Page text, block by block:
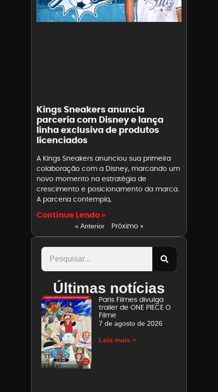
Kings Sneakers anuncia
parceria com Disney e lança
linha exclusiva de produtos
licenciados
A Kings Sneakers anunciou sua primeira
colaboração com a Disney, marcando um
novo momento na estratégia de
crescimento e posicionamento da marca.
A parceria contempla,
Continue Lendo »
« Anterior Próximo »
Últimas notícias
Paris Filmes divulga
trailer de ONE PIECE O
Filme
7 de agosto de 2026
Leia mais »